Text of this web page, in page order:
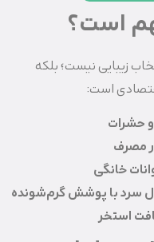
است؟
زیبایی نیست؛ بلکه
است:
و حشرات
مصرف
خانگی
سرد با پوشش گرم‌شونده
استخر